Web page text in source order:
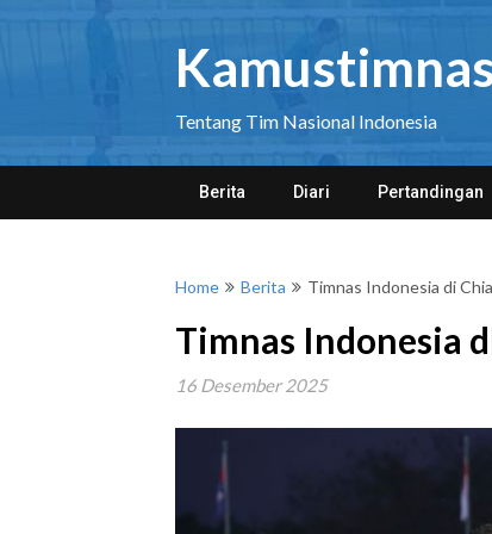
Tentang Tim Nasional Indonesia
Berita Diari Pertandingan
Home Berita Timnas Indonesia di
Timnas Indonesia
16 Desember 2025